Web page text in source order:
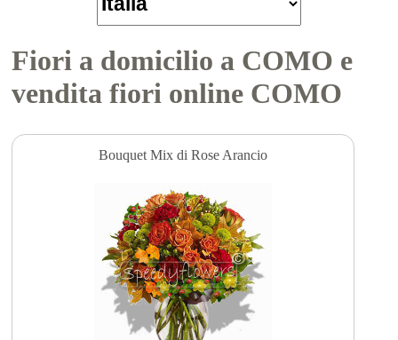
Fiori a domicilio a COMO e
vendita fiori online COMO
Bouquet Mix di Rose Arancio